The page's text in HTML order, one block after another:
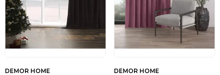
DEMOR HOME DEMOR HOME